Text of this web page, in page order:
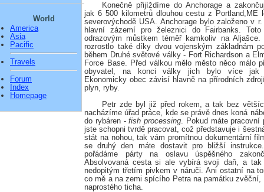
World
America
Asia
Pacific
Travels
Forum
Index
Homepage
Konečně přijíždíme do Anchorage a
jak 6 500 kilometrů dlouhou cestu z Portland,ME
severovýchodě USA. Anchorage bylo založeno v
hlavní zázemí pro železnici do Fairbanks.
odrazovým můstkem téměř kamkoliv na Aljašce.
rozrostlo také díky dvou vojenským základnám
během Druhé světové války - Fort Richardson a
Force Base. Před válkou mělo město něco málo
obyvatel, na konci války jich bylo více
Ekonomicky obec závisí hlavně na přírodních
plyn, ryby.
Petr zde byl již před rokem, a tak bez
nacházíme úřad práce, kde se právě dnes koná
do rybáren -fish processing. Pokud máte pracovní
jste schopni tvrdě pracovat, což představuje i
stát na nohou, tak vám promítnou dokumentární
se druhý den máte dostavit pro bližší
pořádáme párty na oslavu úspěšného
Absolvovaná cesta si ale vybírá svoji daň, a tak
nedopitým třetím pivkem v náruči. Ani ostatní na
co mě a na zemi spícího Petra na památku
naprostého ticha.